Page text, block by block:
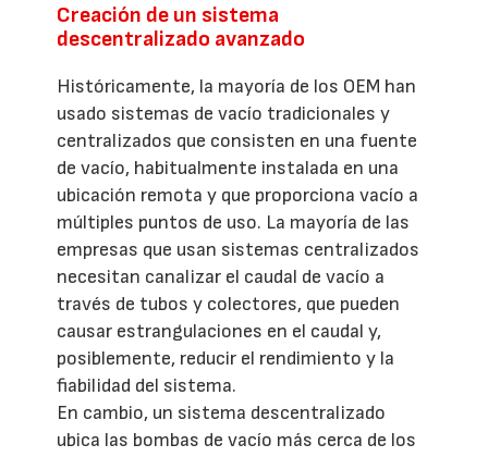
Creación de un sistema
descentralizado avanzado
Históricamente, la mayoría de los OEM han
usado sistemas de vacío tradicionales y
centralizados que consisten en una fuente
de vacío, habitualmente instalada en una
ubicación remota y que proporciona vacío a
múltiples puntos de uso. La mayoría de las
empresas que usan sistemas centralizados
necesitan canalizar el caudal de vacío a
través de tubos y colectores, que pueden
causar estrangulaciones en el caudal y,
posiblemente, reducir el rendimiento y la
fiabilidad del sistema.
En cambio, un sistema descentralizado
ubica las bombas de vacío más cerca de los